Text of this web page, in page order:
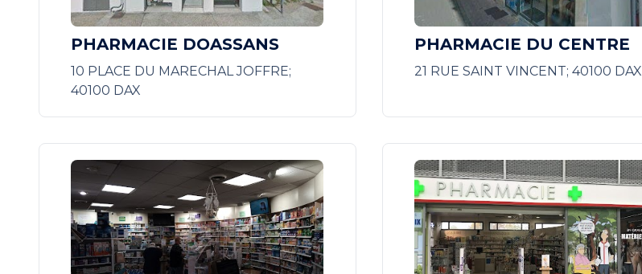
PHARMACIE DOASSANS
10 PLACE DU MARECHAL JOFFRE;
40100 DAX
PHARMACIE DU CENTRE
21 RUE SAINT VINCENT; 40100 DAX